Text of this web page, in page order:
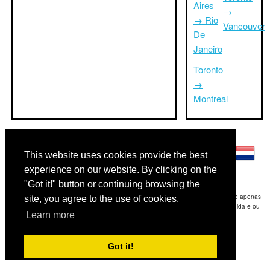
This website uses cookies provide the best
experience on our website. By clicking on the
"Got it!" button or continuing browsing the
site, you agree to the use of cookies.
Learn more
Got it!
Aires
→ Rio
De
Janeiro
Toronto
→
Montreal
→
Vancouver
Disclaimer: As informações apresentadas neste site é a nossa melhor estimativa e apenas
para sua referência.Triptimeto.com não se responsabiliza por qualquer atraso de ida e ou
consequentes danos / resultou das informações fornecidas.
Copyright 2015-2026
Contact Usfor feedback.